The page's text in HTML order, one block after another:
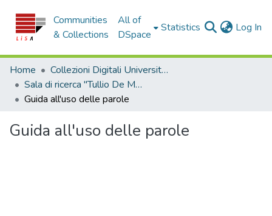
Communities
& Collections
All of
DSpace
Statistics Log In
Home
Collezioni Digitali Università della Calabria
Sala di ricerca "Tullio De Mauro"
Guida all'uso delle parole
Guida all'uso delle parole